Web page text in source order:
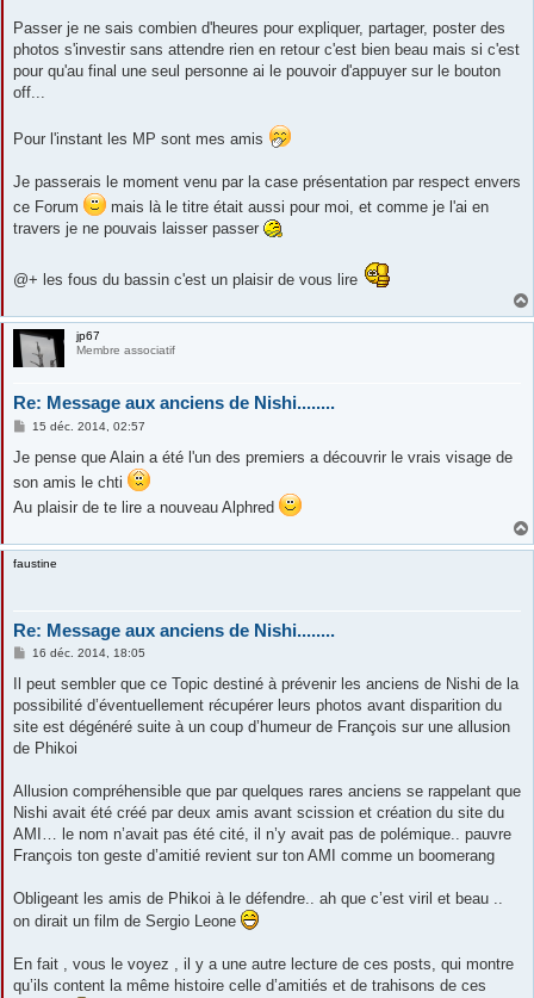
Passer je ne sais combien d'heures pour expliquer, partager, poster des
photos s'investir sans attendre rien en retour c'est bien beau mais si c'est
pour qu'au final une seul personne ai le pouvoir d'appuyer sur le bouton
off...
Pour l'instant les MP sont mes amis
Je passerais le moment venu par la case présentation par respect envers
ce Forum
mais là le titre était aussi pour moi, et comme je l'ai en
travers je ne pouvais laisser passer
@+ les fous du bassin c'est un plaisir de vous lire
jp67
Membre associatif
Re: Message aux anciens de Nishi........
M
s
a
e
15 déc. 2014, 02:57
Je pense que Alain a été l'un des premiers a découvrir le vrais visage de
son amis le chti
Au plaisir de te lire a nouveau Alphred
faustine
Re: Message aux anciens de Nishi........
M
s
s
a
g
16 déc. 2014, 18:05
Il peut sembler que ce Topic destiné à prévenir les anciens de Nishi de la
possibilité d’éventuellement récupérer leurs photos avant disparition du
site est dégénéré suite à un coup d’humeur de François sur une allusion
de Phikoi
Allusion compréhensible que par quelques rares anciens se rappelant que
Nishi avait été créé par deux amis avant scission et création du site du
AMI… le nom n’avait pas été cité, il n’y avait pas de polémique.. pauvre
François ton geste d’amitié revient sur ton AMI comme un boomerang
Obligeant les amis de Phikoi à le défendre.. ah que c’est viril et beau ..
on dirait un film de Sergio Leone
En fait , vous le voyez , il y a une autre lecture de ces posts, qui montre
qu’ils content la même histoire celle d’amitiés et de trahisons de ces